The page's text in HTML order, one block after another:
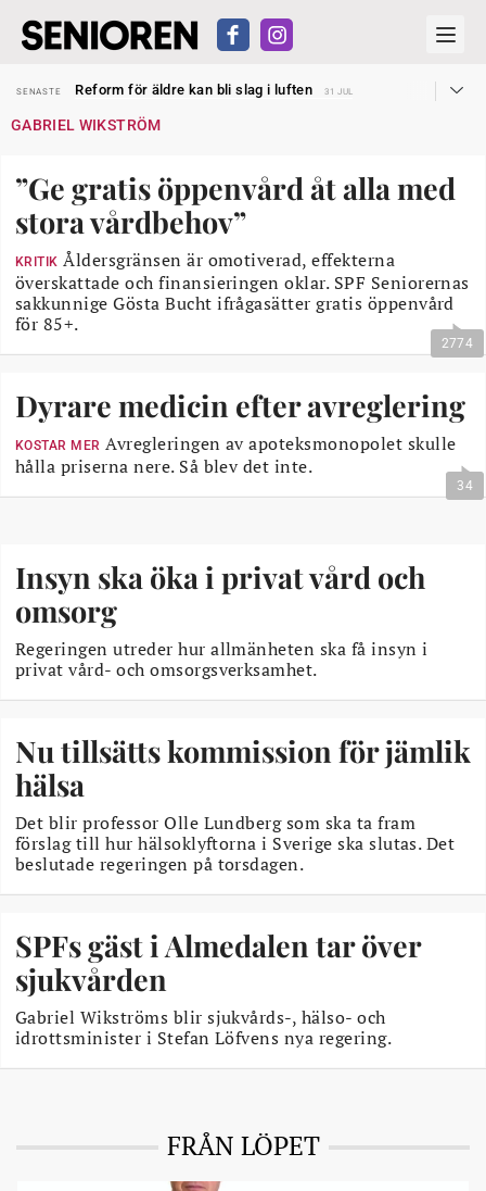
SENASTE
Reform för äldre kan bli slag i luften
31 JUL
SENASTE
Dom öppnar för rätt till garantipension
SENASTE
Liten höjning av garantipensionen
27 JUL
SENASTE
Sven Hagströmer sommarpratar
26 JUL
SENASTE
Reform för äldre kan bli slag i luften
GABRIEL WIKSTRÖM
”Ge gratis öppenvård åt alla med
stora vårdbehov”
KRITIK Åldersgränsen är omotiverad, effekterna
överskattade och finansieringen oklar. SPF Seniorernas
sakkunnige Gösta Bucht ifrågasätter gratis öppenvård
för 85+.
2774
Dyrare medicin efter avreglering
KOSTAR MER Avregleringen av apoteksmonopolet skulle
hålla priserna nere. Så blev det inte.
34
Insyn ska öka i privat vård och
omsorg
Regeringen utreder hur allmänheten ska få insyn i
privat vård- och omsorgsverksamhet.
Nu tillsätts kommission för jämlik
hälsa
Det blir professor Olle Lundberg som ska ta fram
förslag till hur hälsoklyftorna i Sverige ska slutas. Det
beslutade regeringen på torsdagen.
SPFs gäst i Almedalen tar över
sjukvården
Gabriel Wikströms blir sjukvårds-, hälso- och
idrottsminister i Stefan Löfvens nya regering.
FRÅN LÖPET